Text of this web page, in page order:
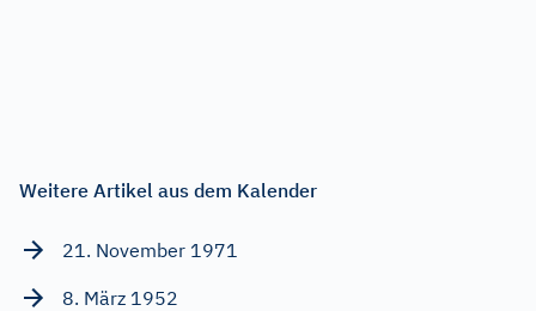
Weitere Artikel aus dem Kalender
21. November 1971
8. März 1952